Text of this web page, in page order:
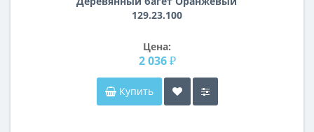
129.23.100
Цена:
2 036 ₽
Купить